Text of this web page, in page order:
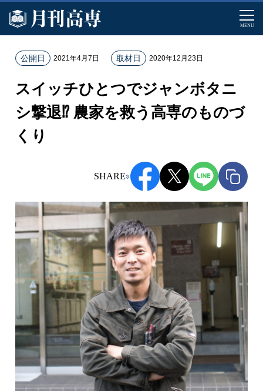
MENU
ホ
ム
事
一
と
ジ
ボ
タ
シ
スイッチひとつでジャンボタニ
シ撃退⁉ 農家を救う高専のものづ
くり
SHARE
公開日 2021年4月7日 取材日 2020年12月23日